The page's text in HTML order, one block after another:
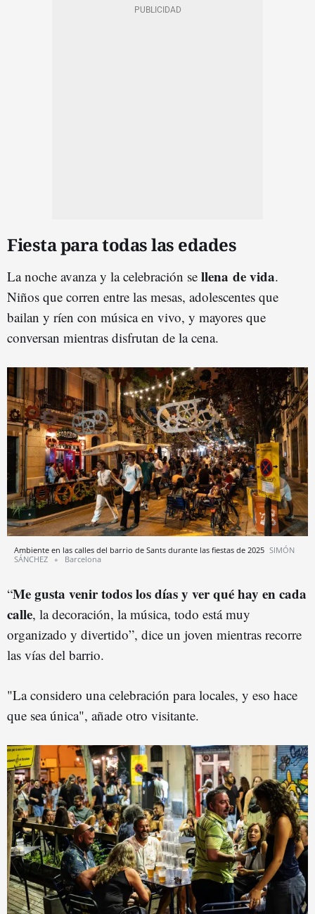
Fiesta para todas las edades
La noche avanza y la celebración se llena de vida.
Niños que corren entre las mesas, adolescentes que
bailan y ríen con música en vivo, y mayores que
conversan mientras disfrutan de la cena.
Ambiente en las calles del barrio de Sants durante las fiestas de 2025 SIMÓN
SÁNCHEZ
Barcelona
“Me gusta venir todos los días y ver qué hay en cada
calle, la decoración, la música, todo está muy
organizado y divertido”, dice un joven mientras recorre
las vías del barrio.
"La considero una celebración para locales, y eso hace
que sea única", añade otro visitante.